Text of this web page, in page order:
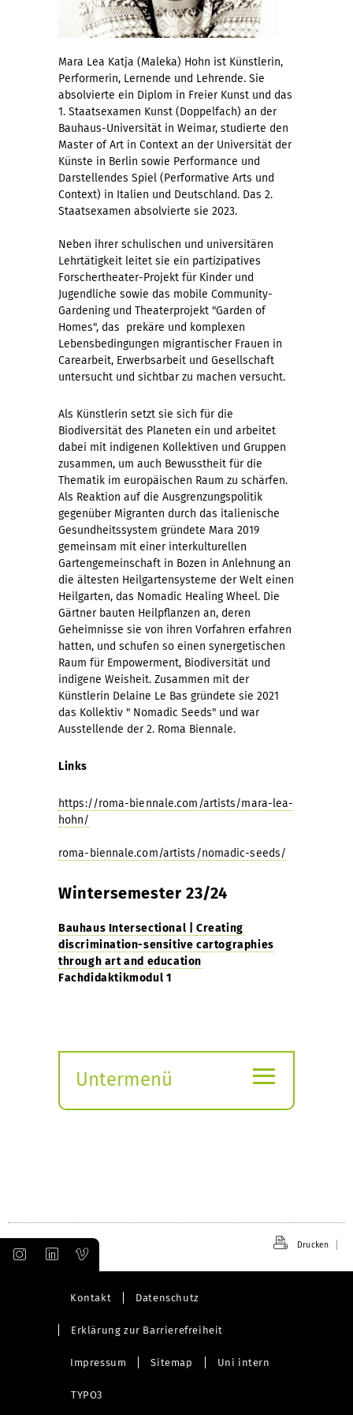
Mara Lea Katja (Maleka) Hohn ist Künstlerin,
Performerin, Lernende und Lehrende. Sie
absolvierte ein Diplom in Freier Kunst und das
1. Staatsexamen Kunst (Doppelfach) an der
Bauhaus-Universität in Weimar, studierte den
Master of Art in Context an der Universität der
Künste in Berlin sowie Performance und
Darstellendes Spiel (Performative Arts und
Context) in Italien und Deutschland. Das 2.
Staatsexamen absolvierte sie 2023.
Neben ihrer schulischen und universitären
Lehrtätigkeit leitet sie ein partizipatives
Forschertheater-Projekt für Kinder und
Jugendliche sowie das mobile Community-
Gardening und Theaterprojekt "Garden of
Homes", das prekäre und komplexen
Lebensbedingungen migrantischer Frauen in
Carearbeit, Erwerbsarbeit und Gesellschaft
untersucht und sichtbar zu machen versucht.
Als Künstlerin setzt sie sich für die
Biodiversität des Planeten ein und arbeitet
dabei mit indigenen Kollektiven und Gruppen
zusammen, um auch Bewusstheit für die
Thematik im europäischen Raum zu schärfen.
Als Reaktion auf die Ausgrenzungspolitik
gegenüber Migranten durch das italienische
Gesundheitssystem gründete Mara 2019
gemeinsam mit einer interkulturellen
Gartengemeinschaft in Bozen in Anlehnung an
die ältesten Heilgartensysteme der Welt einen
Heilgarten, das Nomadic Healing Wheel. Die
Gärtner bauten Heilpflanzen an, deren
Geheimnisse sie von ihren Vorfahren erfahren
hatten, und schufen so einen synergetischen
Raum für Empowerment, Biodiversität und
indigene Weisheit. Zusammen mit der
Künstlerin Delaine Le Bas gründete sie 2021
das Kollektiv " Nomadic Seeds" und war
Ausstellende der 2. Roma Biennale.
Links
https://roma-biennale.com/artists/mara-lea-
hohn/
roma-biennale.com/artists/nomadic-seeds/
Wintersemester 23/24
Bauhaus Intersectional |Creating
discrimination-sensitive cartographies
through art and education
Fachdidaktikmodul 1
Untermenü
≡
Drucken
Kontakt Datenschutz
Erklärung zur Barrierefreiheit
Impressum Sitemap Uni intern
TYPO3